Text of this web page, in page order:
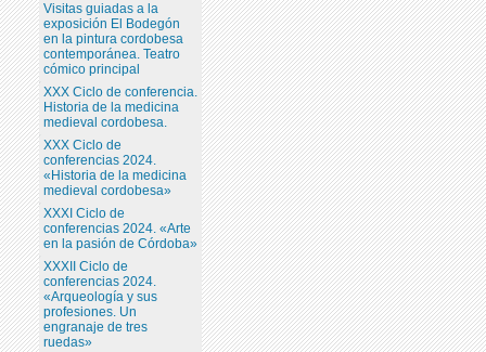
Visitas guiadas a la
exposición El Bodegón
en la pintura cordobesa
contemporánea. Teatro
cómico principal
XXX Ciclo de conferencia.
Historia de la medicina
medieval cordobesa.
XXX Ciclo de
conferencias 2024.
«Historia de la medicina
medieval cordobesa»
XXXI Ciclo de
conferencias 2024. «Arte
en la pasión de Córdoba»
XXXII Ciclo de
conferencias 2024.
«Arqueología y sus
profesiones. Un
engranaje de tres
ruedas»